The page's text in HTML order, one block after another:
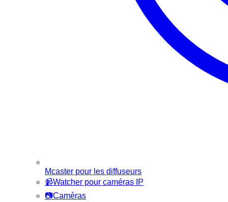
Mcaster pour les diffuseurs
📹Watcher pour caméras IP
📷Caméras